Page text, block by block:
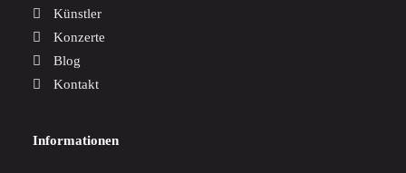
Künstler
Konzerte
Blog
Kontakt
Informationen